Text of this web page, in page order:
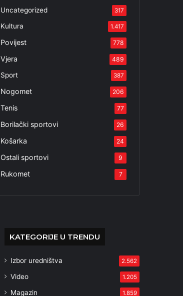
Uncategorized 317
Kultura 1.417
Povijest 778
Vjera 489
Sport 387
Nogomet 206
Tenis 77
Borilački sportovi 26
Košarka 24
Ostali sportovi 9
Rukomet 7
KATEGORIJE U TRENDU
Izbor uredništva 2.562
Video 1.205
Magazin 1.859